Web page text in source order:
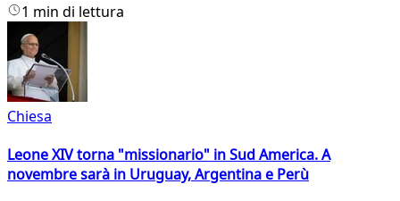
1 min di lettura
Chiesa
Leone XIV torna "missionario" in Sud America. A
novembre sarà in Uruguay, Argentina e Perù